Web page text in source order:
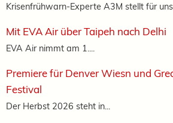
Krisenfrühwarn-Experte A3M stellt für
Mit EVA Air über Taipeh nach Delhi
EVA Air nimmt am 1....
Premiere für Denver Wiesn und
Festival
Der Herbst 2026 steht in...